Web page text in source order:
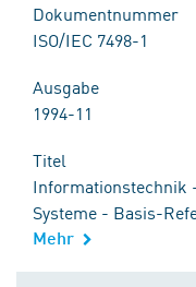
Dokumentnummer
ISO/IEC 7498-1
Ausgabe
1994-11
Titel
Informationstechnik
Systeme - Basis-
Mehr